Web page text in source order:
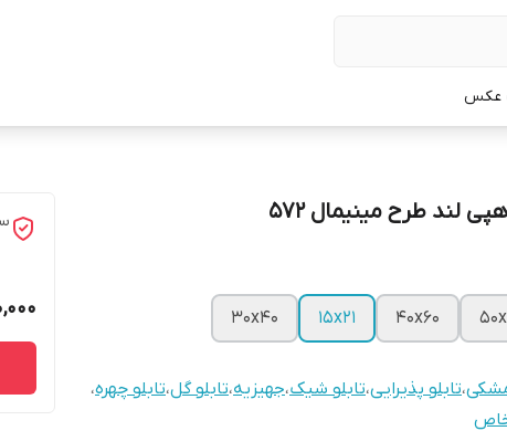
عکس
لند طرح مینیمال 572
40x60
15x21
30x40
مشکی،تابلو پذیرایی،تابلو شیک،جهیزیه،تابلو گل،تابلو چهره،
خاص